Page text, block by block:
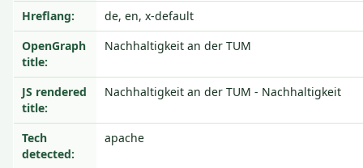
Hreflang:
de, en, x-default
OpenGraph
title:
Nachhaltigkeit an der TUM
JS rendered
title:
Nachhaltigkeit an der TUM - Nachhaltigkeit
Tech
detected:
apache